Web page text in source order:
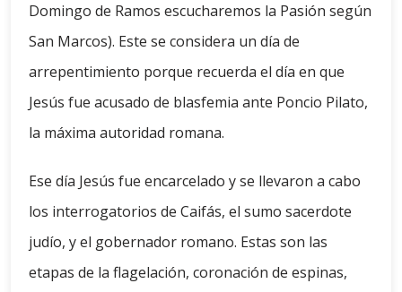
Domingo de Ramos escucharemos la Pasión según
San Marcos). Este se considera un día de
arrepentimiento porque recuerda el día en que
Jesús fue acusado de blasfemia ante Poncio Pilato,
la máxima autoridad romana.
Ese día Jesús fue encarcelado y se llevaron a cabo
los interrogatorios de Caifás, el sumo sacerdote
judío, y el gobernador romano. Estas son las
etapas de la flagelación, coronación de espinas,